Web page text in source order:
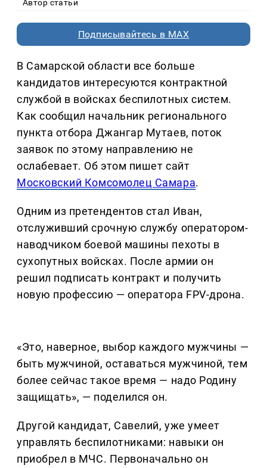
Автор статьи
Подписывайтесь в MAX
В Самарской области все больше
кандидатов интересуются контрактной
службой в войсках беспилотных систем.
Как сообщил начальник регионального
пункта отбора Джангар Мутаев, поток
заявок по этому направлению не
ослабевает. Об этом пишет сайт
Московский Комсомолец Самара.
Одним из претендентов стал Иван,
отслуживший срочную службу оператором-
наводчиком боевой машины пехоты в
сухопутных войсках. После армии он
решил подписать контракт и получить
новую профессию — оператора FPV-дрона.
«Это, наверное, выбор каждого мужчины —
быть мужчиной, оставаться мужчиной, тем
более сейчас такое время — надо Родину
защищать», — поделился он.
Другой кандидат, Савелий, уже умеет
управлять беспилотниками: навыки он
приобрел в МЧС. Первоначально он